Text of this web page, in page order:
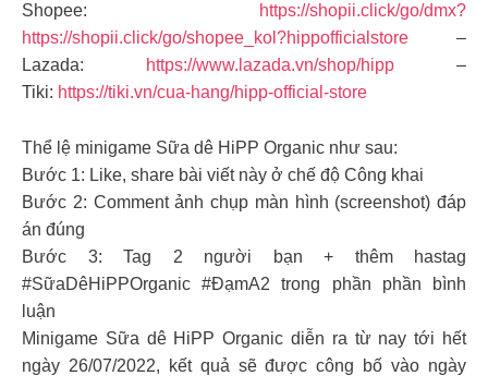
Shopee:
https://shopii.click/go/dmx?
https://shopii.click/go/shopee_kol?hippofficialstore –
Lazada:
https://www.lazada.vn/shop/hipp –
Tiki: https://tiki.vn/cua-hang/hipp-official-store
Thể lệ minigame Sữa dê HiPP Organic như sau:
Bước 1: Like, share bài viết này ở chế độ Công khai
Bước 2: Comment ảnh chụp màn hình (screenshot) đáp
án đúng
Bước 3: Tag 2 người bạn + thêm hastag
#SữaDêHiPPOrganic #ĐạmA2 trong phần phần bình
luận
Minigame Sữa dê HiPP Organic diễn ra từ nay tới hết
ngày 26/07/2022, kết quả sẽ được công bố vào ngày